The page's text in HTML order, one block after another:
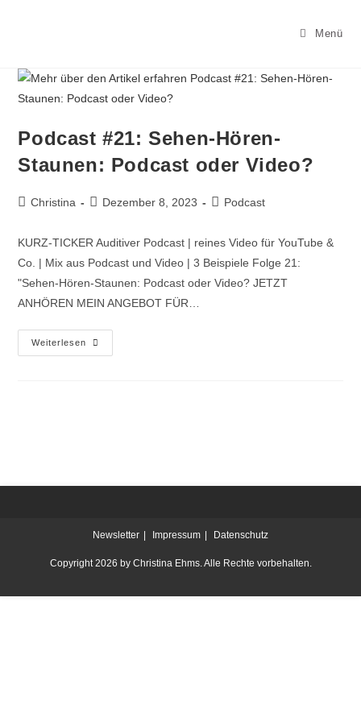
Menü
Podcast #21: Sehen-Hören-
Staunen: Podcast oder Video?
Christina Dezember 8, 2023 Podcast
KURZ-TICKER Auditiver Podcast | reines Video für YouTube &
Co. | Mix aus Podcast und Video | 3 Beispiele Folge 21:
"Sehen-Hören-Staunen: Podcast oder Video? JETZT
ANHÖREN MEIN ANGEBOT FÜR…
Weiterlesen
Newsletter Impressum Datenschutz
Copyright 2026 by Christina Ehms. Alle Rechte vorbehalten.